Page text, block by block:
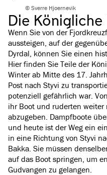
© Sverre Hjoernevik
Die
Wenn Sie von der
aussteigen, auf der
Dyrdal, können Sie einen
Hier finden Sie Teile der
Winter ab Mitte des 17.
Post nach Styvi zu
potenziell gefährlich war.
ihr Boot und ruderten
abzugeben. Dampfboote
und heute ist der Weg ein
in eine Richtung von Styvi
Bakka. Sie müssen
auf das Boot springen, um
Gudvangen zu gelangen.